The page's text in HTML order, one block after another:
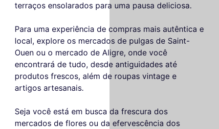
terraços ensolarados para uma pausa deliciosa.
Para uma experiência de compras mais autêntica e
local, explore os mercados de pulgas de Saint-
Ouen ou o mercado de Aligre, onde você
encontrará de tudo, desde antiguidades até
produtos frescos, além de roupas vintage e
artigos artesanais.
Seja você está em busca da frescura dos
mercados de flores ou da efervescência dos